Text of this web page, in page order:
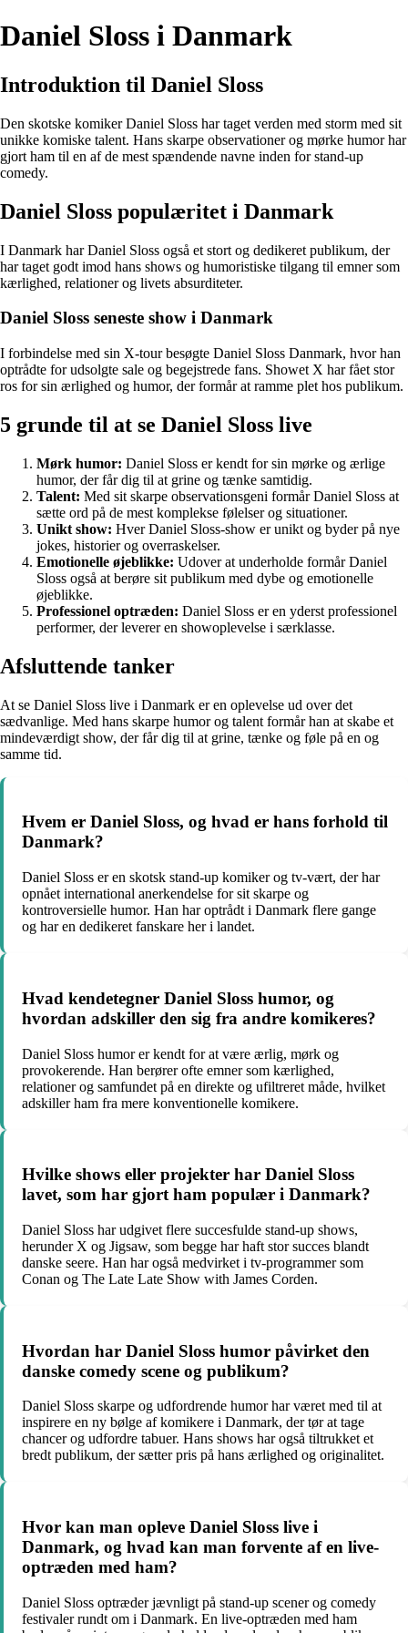
Daniel Sloss i Danmark
Introduktion til Daniel Sloss
Den skotske komiker Daniel Sloss har taget verden med storm med sit
unikke komiske talent. Hans skarpe observationer og mørke humor har
gjort ham til en af de mest spændende navne inden for stand-up
comedy.
Daniel Sloss populæritet i Danmark
I Danmark har Daniel Sloss også et stort og dedikeret publikum, der
har taget godt imod hans shows og humoristiske tilgang til emner som
kærlighed, relationer og livets absurditeter.
Daniel Sloss seneste show i Danmark
I forbindelse med sin X-tour besøgte Daniel Sloss Danmark, hvor han
optrådte for udsolgte sale og begejstrede fans. Showet X har fået stor
ros for sin ærlighed og humor, der formår at ramme plet hos publikum.
5 grunde til at se Daniel Sloss live
Mørk humor: Daniel Sloss er kendt for sin mørke og ærlige
humor, der får dig til at grine og tænke samtidig.
Talent: Med sit skarpe observationsgeni formår Daniel Sloss at
sætte ord på de mest komplekse følelser og situationer.
Unikt show: Hver Daniel Sloss-show er unikt og byder på nye
jokes, historier og overraskelser.
Emotionelle øjeblikke: Udover at underholde formår Daniel
Sloss også at berøre sit publikum med dybe og emotionelle
øjeblikke.
Professionel optræden: Daniel Sloss er en yderst professionel
performer, der leverer en showoplevelse i særklasse.
Afsluttende tanker
At se Daniel Sloss live i Danmark er en oplevelse ud over det
sædvanlige. Med hans skarpe humor og talent formår han at skabe et
mindeværdigt show, der får dig til at grine, tænke og føle på en og
samme tid.
Hvem er Daniel Sloss, og hvad er hans forhold til
Danmark?
Daniel Sloss er en skotsk stand-up komiker og tv-vært, der har
opnået international anerkendelse for sit skarpe og
kontroversielle humor. Han har optrådt i Danmark flere gange
og har en dedikeret fanskare her i landet.
Hvad kendetegner Daniel Sloss humor, og
hvordan adskiller den sig fra andre komikeres?
Daniel Sloss humor er kendt for at være ærlig, mørk og
provokerende. Han berører ofte emner som kærlighed,
relationer og samfundet på en direkte og ufiltreret måde, hvilket
adskiller ham fra mere konventionelle komikere.
Hvilke shows eller projekter har Daniel Sloss
lavet, som har gjort ham populær i Danmark?
Daniel Sloss har udgivet flere succesfulde stand-up shows,
herunder X og Jigsaw, som begge har haft stor succes blandt
danske seere. Han har også medvirket i tv-programmer som
Conan og The Late Late Show with James Corden.
Hvordan har Daniel Sloss humor påvirket den
danske comedy scene og publikum?
Daniel Sloss skarpe og udfordrende humor har været med til at
inspirere en ny bølge af komikere i Danmark, der tør at tage
chancer og udfordre tabuer. Hans shows har også tiltrukket et
bredt publikum, der sætter pris på hans ærlighed og originalitet.
Hvor kan man opleve Daniel Sloss live i
Danmark, og hvad kan man forvente af en live-
optræden med ham?
Daniel Sloss optræder jævnligt på stand-up scener og comedy
festivaler rundt om i Danmark. En live-optræden med ham